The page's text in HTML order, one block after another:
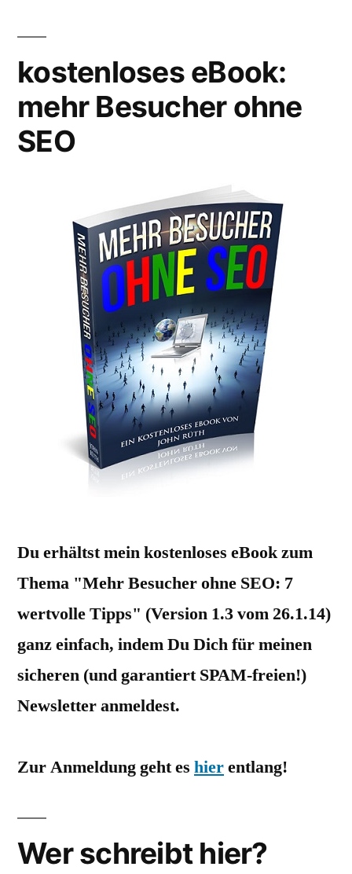
das
eigentlich?
kostenloses eBook:
mehr Besucher ohne
SEO
Du erhältst mein kostenloses eBook zum
Thema "Mehr Besucher ohne SEO: 7
wertvolle Tipps" (Version 1.3 vom 26.1.14)
ganz einfach, indem Du Dich für meinen
sicheren (und garantiert SPAM-freien!)
Newsletter anmeldest.
Zur Anmeldung geht es hierentlang!
Wer schreibt hier?